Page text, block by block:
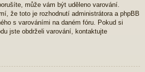
může vám být uděleno varování.
že toto je rozhodnutí administrátora a phpBB
s varováními na daném fóru. Pokud si
jste obdrželi varování, kontaktujte